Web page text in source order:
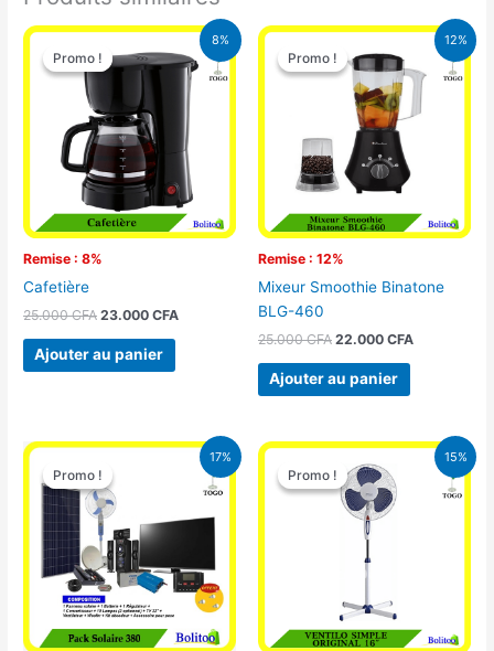
8%
Promo !
Remise : 8%
Promo !
Cafetière
25.000CFA
Le
prix
initial
25.000 CFA.
23.000CFA
Le
prix
actuel
est :
23.000 CFA.
Ajouter au panier
12%
Promo !
Remise : 12%
Promo !
Mixeur Smoothie Binatone
BLG-460
25.000CFA
Le
prix
initial
était :
25.000 CFA.
22.000 CFA
Le
prix
actuel
est :
Ajouter au panier
17%
Promo !
Promo !
Le
initial
était :
430.000 CFA.
Le
prix
actuel
355.000 CFA.
15%
Promo !
Promo !
Le
prix
initial
était :
10.000 CFA.
Le